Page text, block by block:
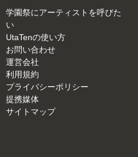
学園祭にアーティストを呼びた
い
UtaTenの使い方
お問い合わせ
運営会社
利用規約
プライバシーポリシー
提携媒体
サイトマップ